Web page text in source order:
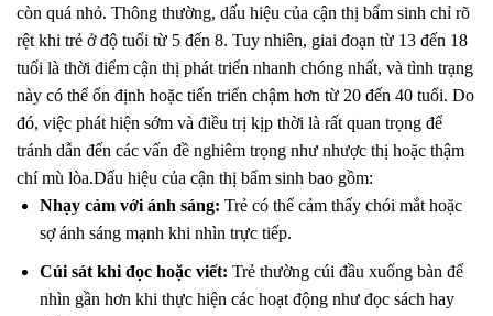
còn quá nhỏ. Thông thường, dấu hiệu của cận thị bẩm sinh chỉ rõ
rệt khi trẻ ở độ tuổi từ 5 đến 8. Tuy nhiên, giai đoạn từ 13 đến 18
tuổi là thời điểm cận thị phát triển nhanh chóng nhất, và tình trạng
này có thể ổn định hoặc tiến triển chậm hơn từ 20 đến 40 tuổi. Do
đó, việc phát hiện sớm và điều trị kịp thời là rất quan trọng để
tránh dẫn đến các vấn đề nghiêm trọng như nhược thị hoặc thậm
chí mù lòa.Dấu hiệu của cận thị bẩm sinh bao gồm:
Nhạy cảm với ánh sáng: Trẻ có thể cảm thấy chói mắt hoặc
sợ ánh sáng mạnh khi nhìn trực tiếp.
Cúi sát khi đọc hoặc viết: Trẻ thường cúi đầu xuống bàn để
nhìn gần hơn khi thực hiện các hoạt động như đọc sách hay